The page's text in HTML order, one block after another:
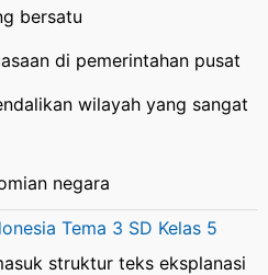
bersatu
di pemerintahan pusat
wilayah yang sangat
negara
Tema 3 SD Kelas 5
struktur teks eksplanasi